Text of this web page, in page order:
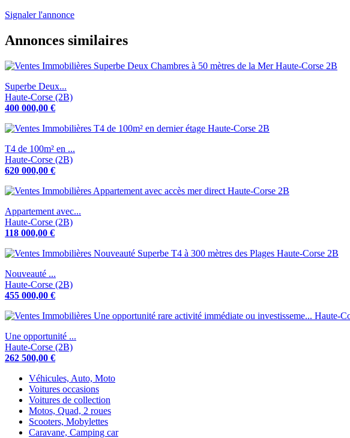
Signaler l'annonce
Annonces similaires
Superbe Deux...
Haute-Corse (2B)
400 000,00 €
T4 de 100m² en ...
Haute-Corse (2B)
620 000,00 €
Appartement avec...
Haute-Corse (2B)
118 000,00 €
Nouveauté ...
Haute-Corse (2B)
455 000,00 €
Une opportunité ...
Haute-Corse (2B)
262 500,00 €
Véhicules, Auto, Moto
Voitures occasions
Voitures de collection
Motos, Quad, 2 roues
Scooters, Mobylettes
Caravane, Camping car